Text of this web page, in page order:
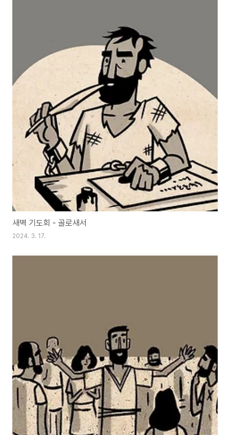
새벽 기도회 - 골로새서
2024. 3. 17.